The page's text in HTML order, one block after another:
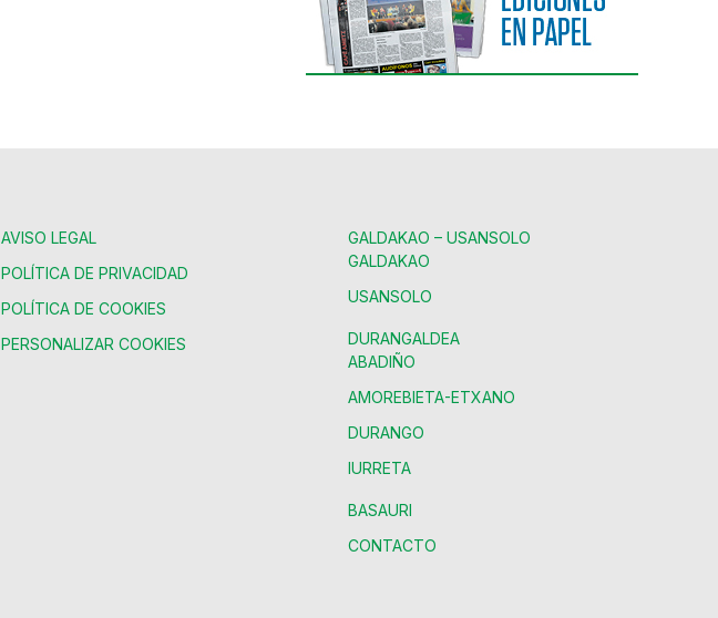
AVISO LEGAL
POLÍTICA DE PRIVACIDAD
POLÍTICA DE COOKIES
PERSONALIZAR COOKIES
GALDAKAO – USANSOLO
GALDAKAO
USANSOLO
DURANGALDEA
ABADIÑO
AMOREBIETA-ETXANO
DURANGO
IURRETA
BASAURI
CONTACTO